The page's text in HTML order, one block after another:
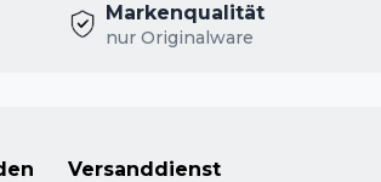
Markenqualität
nur Originalware
Versanddienst